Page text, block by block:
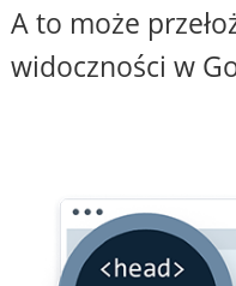
A to może
widoczności w